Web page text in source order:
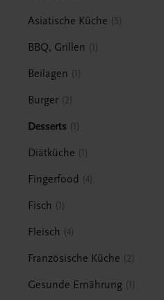
Asiatische Küche 5
BBQ, Grillen 1
Beilagen 1
Burger 2
Desserts 1
Diätküche 1
Fingerfood 4
Fisch 1
Fleisch 4
Französische Küche 2
Gesunde Ernährung 1